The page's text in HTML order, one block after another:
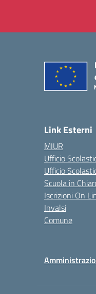
Link Esterni
MIUR
Ufficio
Ufficio
Scuola in
Iscrizioni On
Invalsi
Comune